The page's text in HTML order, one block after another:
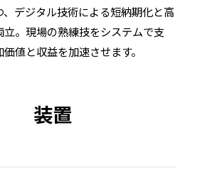
デジタル技術による短納期化と高
立。現場の熟練技をシステムで支
値と収益を加速させます。
装置